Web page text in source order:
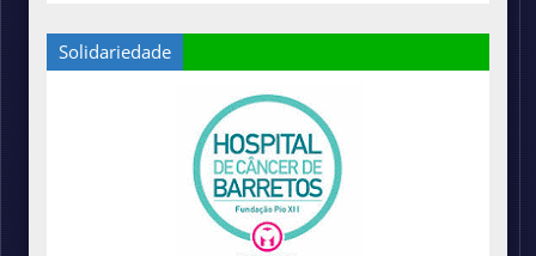
Solidariedade